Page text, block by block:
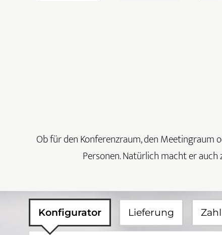
Ob für den Konferenzraum, den Meetingraum
Personen. Natürlich macht er
Konfigurator Lieferung